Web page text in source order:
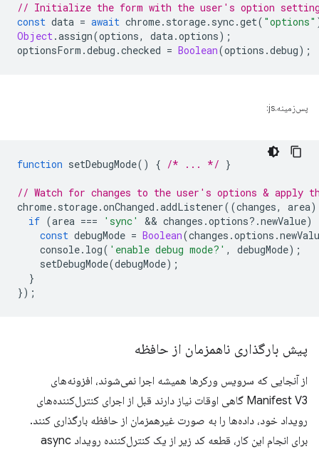
// Initialize the form with the user's option
const data = await chrome. storage. sync.get( "options"
Object.assign(options, data.options);
optionsForm .debug .checked = Boolean(options .debug);
پس‌زمینه.js:
function setDebugMode() { /* ... */ }
// Watch for changes to the user's options & apply
chrome. storage.onChanged .addListener((changes, area)
if (area === 'sync' && changes .options? .newValue)
const debugMode = Boolean(changes .options .
console. log( 'enable debug mode?' , debugMode);
setDebugMode(debugMode);
}
});
پیش بارگذاری ناهمزمان از حافظه
از آنجایی که سرویس ورکرها همیشه اجرا نمی‌شوند، افزونه‌های
Manifest V3 گاهی اوقات نیاز دارند قبل از اجرای کنترل‌کننده‌های
رویداد خود، داده‌ها را به صورت غیرهمزمان از حافظه بارگذاری کنند.
برای انجام این کار، قطعه کد زیر از یک کنترل‌کننده رویداد async